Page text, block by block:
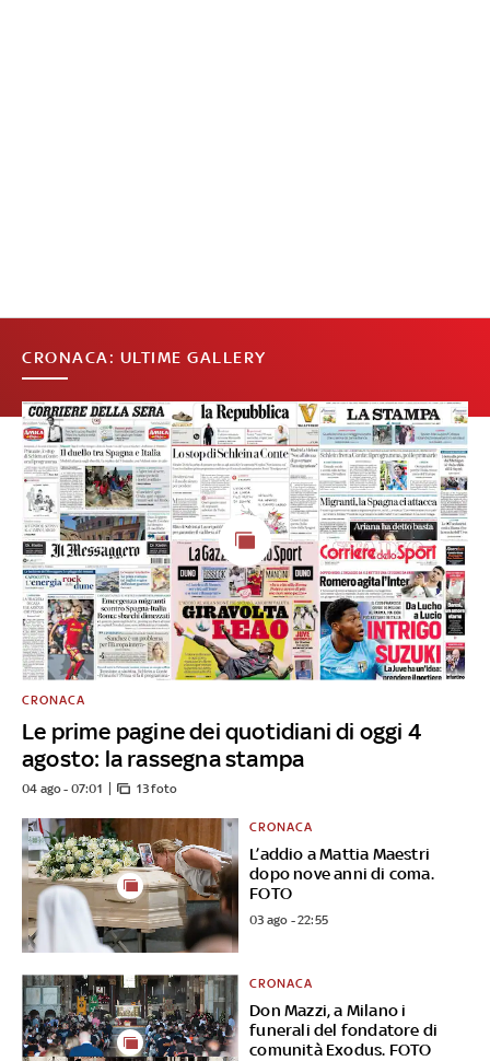
CRONACA: ULTIME GALLERY
Le prime pagine dei quotidiani di oggi 4
agosto: la rassegna stampa
CRONACA
04 ago - 07:01 13 foto
L’addio a Mattia Maestri
dopo nove anni di coma.
FOTO
CRONACA
03 ago - 22:55
Don Mazzi, a Milano i
funerali del fondatore di
comunità Exodus. FOTO
CRONACA